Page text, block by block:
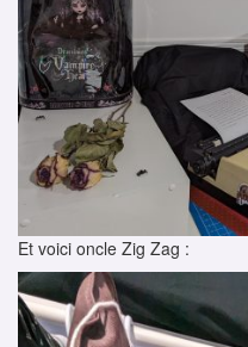
Et voici oncle Zig Zag :